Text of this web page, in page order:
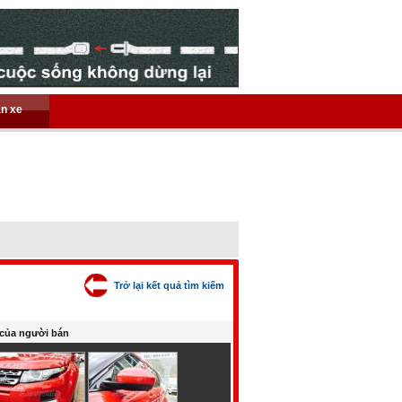
xe
Trở lại kết quả tìm kiếm
người bán